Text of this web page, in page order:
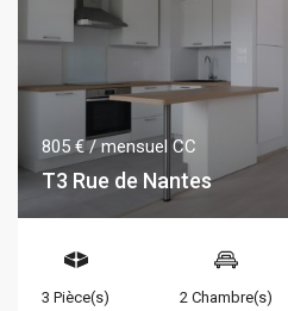
805 €/ mensuel CC
T3 Rue de Nantes
3 Pièce(s) 2 Chambre(s)